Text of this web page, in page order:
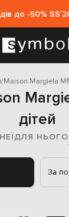
до -50%
Maison Margiela
дітей
ДЛЯ НЬОГО
За